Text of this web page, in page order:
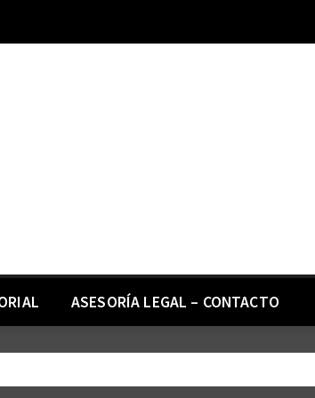
ASESORÍA LEGAL – CONTACTO